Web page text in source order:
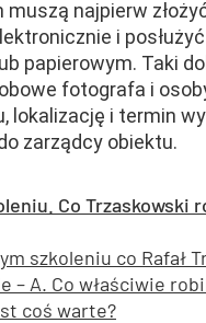
najpierw
i
papierowym. Taki
fotografa i
lokalizację i termin
zarządcy obiektu.
Co Trzaskowski
szkoleniu co Rafał
– A. Co właściwie
coś warte?